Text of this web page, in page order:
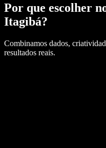
Por que escolher
Itagibá?
Combinamos dados,
resultados reais.